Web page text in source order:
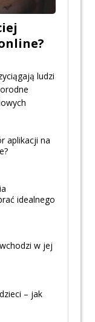
ludzi
aplikacji na
idealnego
w jej
– jak